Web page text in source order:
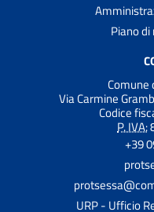
Piano
Comune
Via Carmine
Codice
P. IVA:
+39
URP - Ufficio